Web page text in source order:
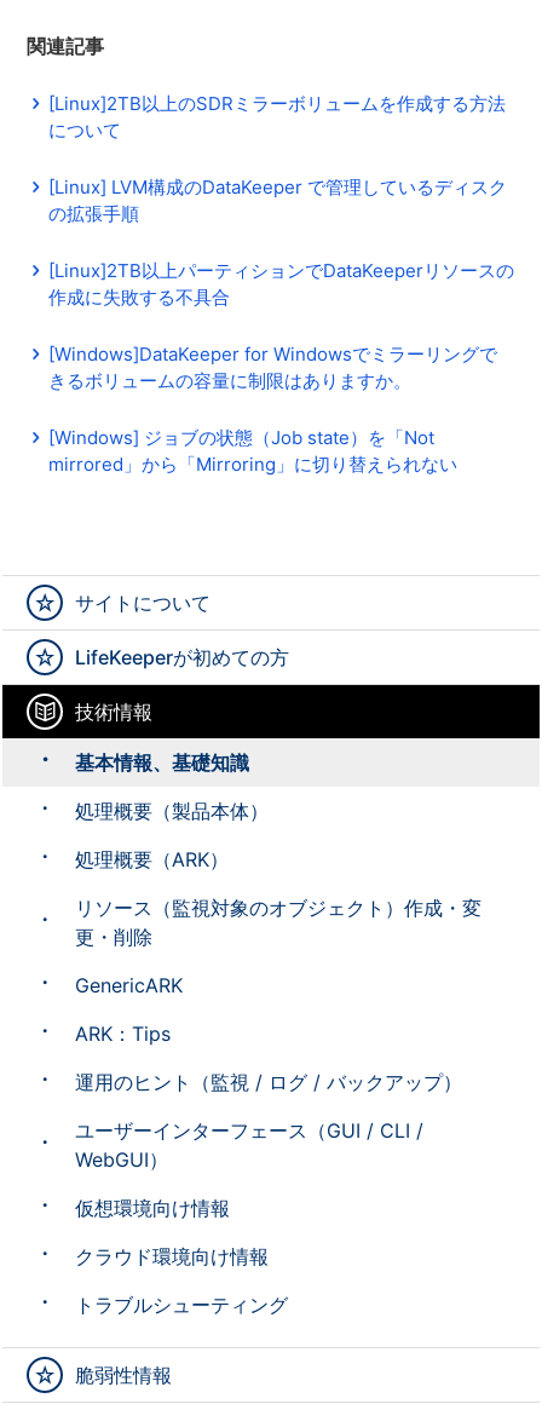
サイトについて
LifeKeeperが初めての方
技術情報
基本情報、基礎知識
処理概要（製品本体）
処理概要（ARK）
リソース（監視対象のオブジェクト）作成・変
更・削除
GenericARK
ARK：Tips
運用のヒント（監視 / ログ / バックアップ）
ユーザーインターフェース（GUI / CLI /
WebGUI）
仮想環境向け情報
クラウド環境向け情報
トラブルシューティング
脆弱性情報
関連記事
[Linux]2TB以上のSDRミラーボリュームを作成する方法
について
[Linux] LVM構成のDataKeeper で管理しているディスク
の拡張手順
[Linux]2TB以上パーティションでDataKeeperリソースの
作成に失敗する不具合
[Windows]DataKeeper for Windowsでミラーリングで
きるボリュームの容量に制限はありますか。
[Windows] ジョブの状態（Job state）を「Not
mirrored」から「Mirroring」に切り替えられない